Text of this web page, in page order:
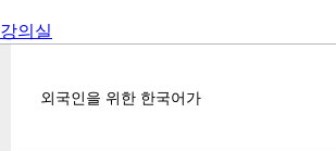
강의실
외국인을 위한 한국어가